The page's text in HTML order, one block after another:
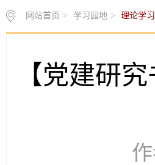
网站首页 > 学习园地 > 理论学习
【党建研